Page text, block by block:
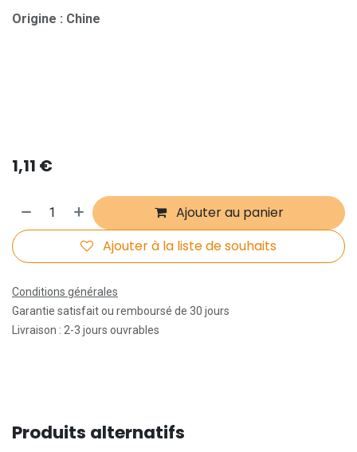
Origine : Chine
1,11 €
Ajouter au panier
Ajouter à la liste de souhaits
Conditions générales
Garantie satisfait ou remboursé de 30 jours
Livraison : 2-3 jours ouvrables
Produits alternatifs